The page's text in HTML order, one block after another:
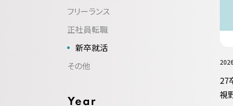
フリーランス
正社員転職
新卒就活
その他
27
視